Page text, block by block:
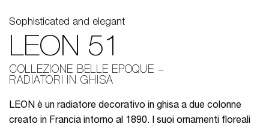
Sophisticated and elegant
LEON 51
COLLEZIONE BELLE EPOQUE
RADIATORI IN GHISA
LEON è un radiatore decorativo in ghisa a due colonne
creato in Francia intorno al 1890. I suoi ornamenti floreali